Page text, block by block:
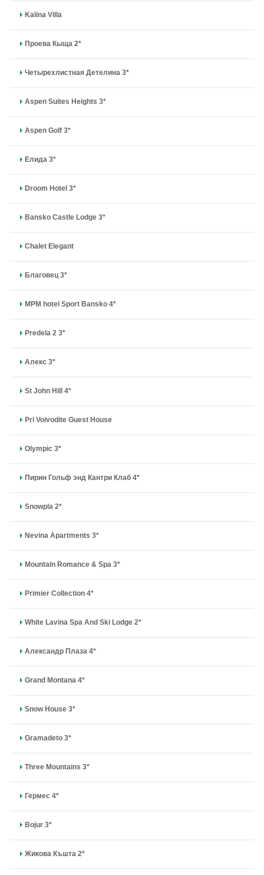
Kalina Villa
Проева Кыща 2*
Четырехлистная Детелина 3*
Aspen Suites Heights 3*
Aspen Golf 3*
Елида 3*
Droom Hotel 3*
Bansko Castle Lodge 3*
Chalet Elegant
Благовец 3*
MPM hotel Sport Bansko 4*
Predela 2 3*
Алекс 3*
St John Hill 4*
Pri Voivodite Guest House
Olympic 3*
Пирин Гольф энд Кантри Клаб 4*
Snowpla 2*
Nevina Apartments 3*
Mountain Romance & Spa 3*
Primier Collection 4*
White Lavina Spa And Ski Lodge 2*
Александр Плаза 4*
Grand Montana 4*
Snow House 3*
Gramadeto 3*
Three Mountains 3*
Гермес 4*
Bojur 3*
Жикова Къшта 2*